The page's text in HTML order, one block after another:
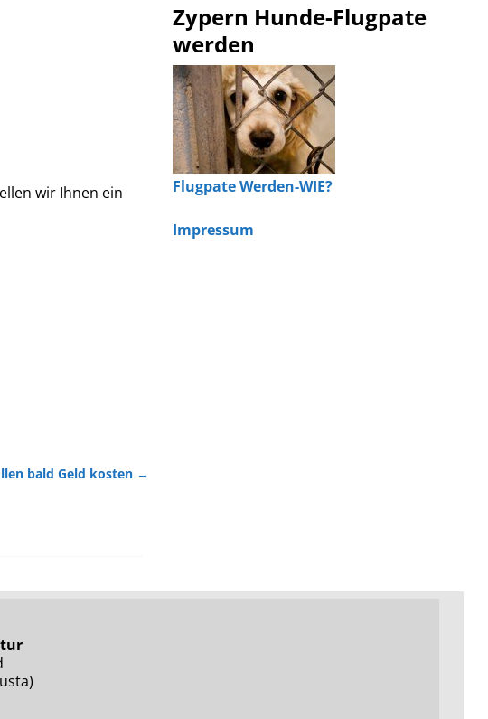
wir Ihnen ein
bald Geld kosten →
Zypern Hunde-Flugpate
werden
Flugpate Werden-WIE?
Impressum